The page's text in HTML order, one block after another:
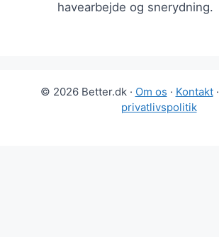
havearbejde og snerydning.
© 2026 Better.dk · Om os · Kontakt·
privatlivspolitik